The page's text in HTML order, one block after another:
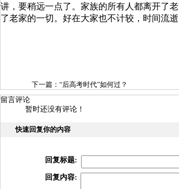
讲，要稍远一点了。家族的所有人都离开了
了老家的一切。好在大家也不计较，时间流
下一篇： “后高考时代”如何过？
留言评论
暂时还没有评论！
快速回复你的内容
回复标题:
回复内容: